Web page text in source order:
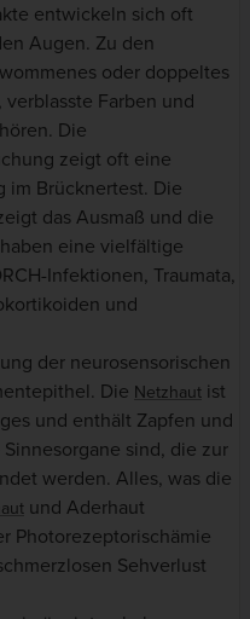
entwickeln sich oft
Augen. Zu den
oder doppeltes
Farben und
Die
zeigt oft eine
im Brücknertest. Die
das Ausmaß und die
eine vielfältige
Infektionen, Traumata,
und
der neurosensorischen
Die Netzhaut ist
und enthält Zapfen und
sind, die zur
werden. Alles, was die
und Aderhaut
Photorezeptorischämie
Sehverlust